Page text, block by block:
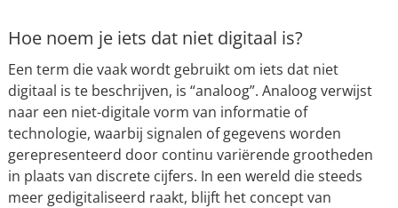
Hoe noem je iets dat niet digitaal is?
Een term die vaak wordt gebruikt om iets dat niet
digitaal is te beschrijven, is “analoog”. Analoog verwijst
naar een niet-digitale vorm van informatie of
technologie, waarbij signalen of gegevens worden
gerepresenteerd door continu variërende grootheden
in plaats van discrete cijfers. In een wereld die steeds
meer gedigitaliseerd raakt, blijft het concept van